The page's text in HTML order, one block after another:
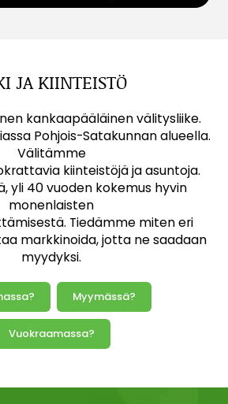
JA KIINTEISTÖ
kankaapääläinen välitysliike.
Pohjois-Satakunnan alueella.
Välitämme
kiinteistöjä ja asuntoja.
yli 40 vuoden kokemus hyvin
monenlaisten
Tiedämme miten eri
markkinoida, jotta ne saadaan
myydyksi.
Myymässä?
Vuokraamassa?